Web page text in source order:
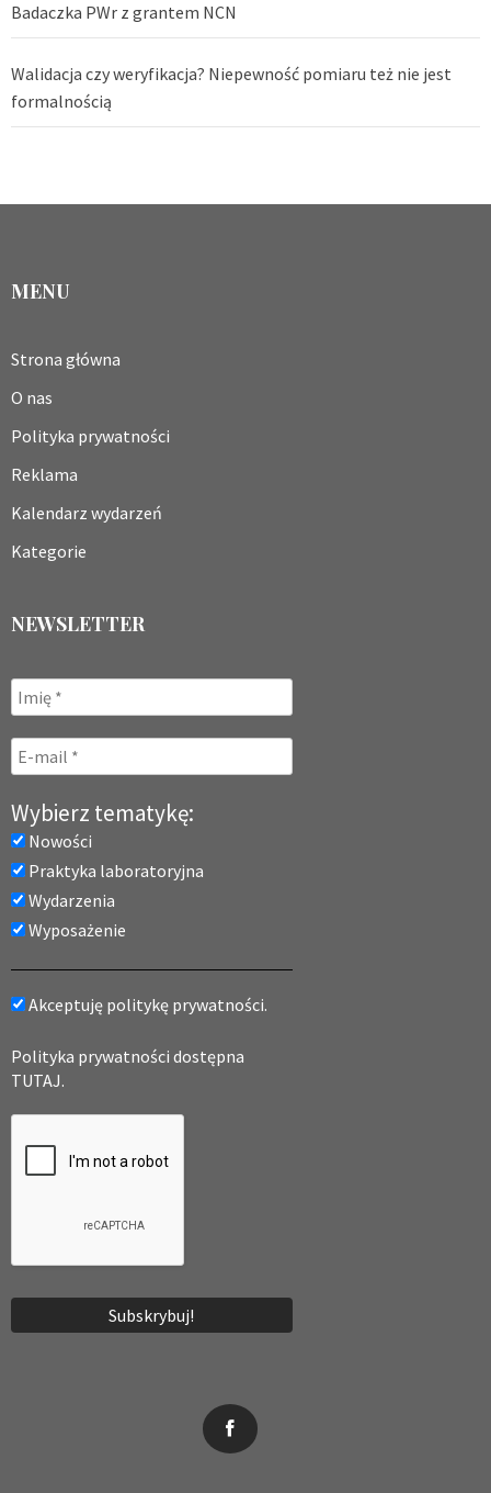
Badaczka PWr z grantem NCN
Walidacja czy weryfikacja? Niepewność pomiaru też nie jest
formalnością
MENU
Strona główna
O nas
Polityka prywatności
Reklama
Kalendarz wydarzeń
Kategorie
NEWSLETTER
Wybierz tematykę:
Nowości
Praktyka laboratoryjna
Wydarzenia
Wyposażenie
Akceptuję politykę prywatności.
Polityka prywatności dostępna
TUTAJ.